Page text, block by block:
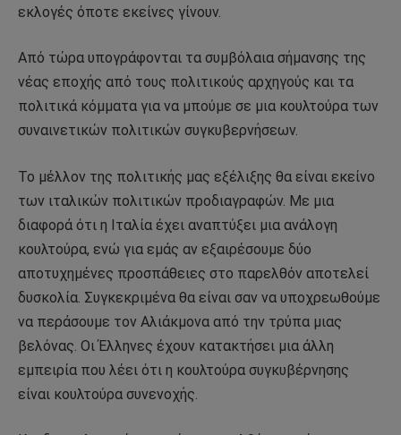
εκλογές όποτε εκείνες γίνουν.
Από τώρα υπογράφονται τα συμβόλαια σήμανσης της
νέας εποχής από τους πολιτικούς αρχηγούς και τα
πολιτικά κόμματα για να μπούμε σε μια κουλτούρα των
συναινετικών πολιτικών συγκυβερνήσεων.
Το μέλλον της πολιτικής μας εξέλιξης θα είναι εκείνο
των ιταλικών πολιτικών προδιαγραφών. Με μια
διαφορά ότι η Ιταλία έχει αναπτύξει μια ανάλογη
κουλτούρα, ενώ για εμάς αν εξαιρέσουμε δύο
αποτυχημένες προσπάθειες στο παρελθόν αποτελεί
δυσκολία. Συγκεκριμένα θα είναι σαν να υποχρεωθούμε
να περάσουμε τον Αλιάκμονα από την τρύπα μιας
βελόνας. Οι Έλληνες έχουν κατακτήσει μια άλλη
εμπειρία που λέει ότι η κουλτούρα συγκυβέρνησης
είναι κουλτούρα συνενοχής.